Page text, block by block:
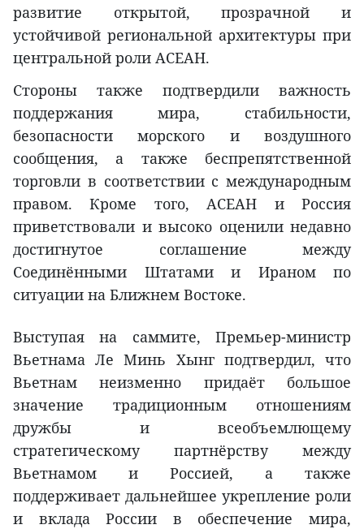
развитие открытой, прозрачной и
устойчивой региональной архитектуры при
центральной роли АСЕАН.
Стороны также подтвердили важность
поддержания мира, стабильности,
безопасности морского и воздушного
сообщения, а также беспрепятственной
торговли в соответствии с международным
правом. Кроме того, АСЕАН и Россия
приветствовали и высоко оценили недавно
достигнутое соглашение между
Соединёнными Штатами и Ираном по
ситуации на Ближнем Востоке.
Выступая на саммите, Премьер-министр
Вьетнама Ле Минь Хынг подтвердил, что
Вьетнам неизменно придаёт большое
значение традиционным отношениям
дружбы и всеобъемлющему
стратегическому партнёрству между
Вьетнамом и Россией, а также
поддерживает дальнейшее укрепление роли
и вклада России в обеспечение мира,